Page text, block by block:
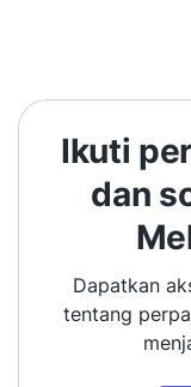
Ikuti
dan
Dapatkan
tentang